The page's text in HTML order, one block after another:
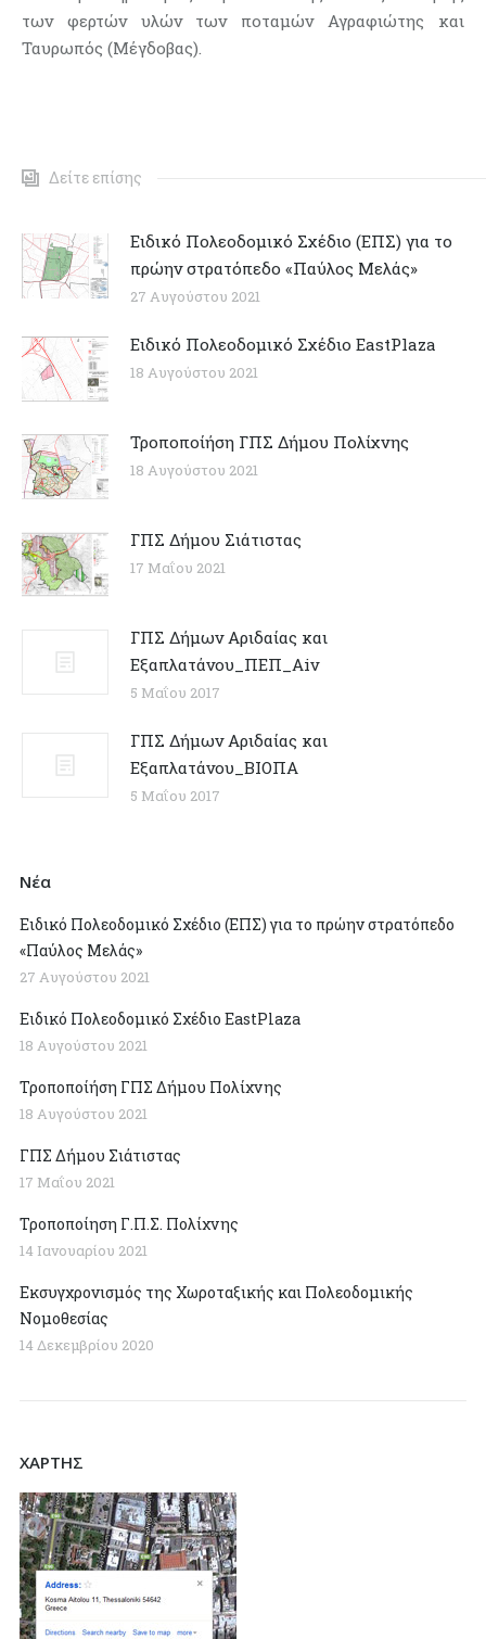
των φερτών υλών των ποταμών Αγραφιώτης και
Ταυρωπός (Μέγδοβας).
Δείτε επίσης
Ειδικό Πολεοδομικό Σχέδιο (ΕΠΣ) για το
πρώην στρατόπεδο «Παύλος Μελάς»
27 Αυγούστου 2021
Ειδικό Πολεοδομικό Σχέδιο EastPlaza
18 Αυγούστου 2021
Τροποποίήση ΓΠΣ Δήμου Πολίχνης
18 Αυγούστου 2021
ΓΠΣ Δήμου Σιάτιστας
17 Μαΐου 2021
ΓΠΣ Δήμων Αριδαίας και
Εξαπλατάνου_ΠΕΠ_Αiv
5 Μαΐου 2017
ΓΠΣ Δήμων Αριδαίας και
Εξαπλατάνου_ΒΙΟΠΑ
5 Μαΐου 2017
Νέα
Ειδικό Πολεοδομικό Σχέδιο (ΕΠΣ) για το πρώην στρατόπεδο
«Παύλος Μελάς»
27 Αυγούστου 2021
Ειδικό Πολεοδομικό Σχέδιο EastPlaza
18 Αυγούστου 2021
Τροποποίήση ΓΠΣ Δήμου Πολίχνης
18 Αυγούστου 2021
ΓΠΣ Δήμου Σιάτιστας
17 Μαΐου 2021
Τροποποίηση Γ.Π.Σ. Πολίχνης
14 Ιανουαρίου 2021
Εκσυγχρονισμός της Χωροταξικής και Πολεοδομικής
Νομοθεσίας
14 Δεκεμβρίου 2020
ΧΑΡΤΗΣ